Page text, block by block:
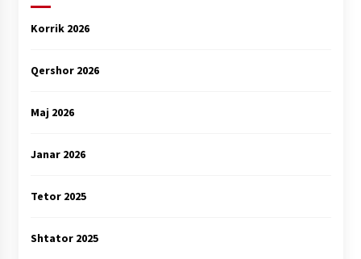
Korrik 2026
Qershor 2026
Maj 2026
Janar 2026
Tetor 2025
Shtator 2025